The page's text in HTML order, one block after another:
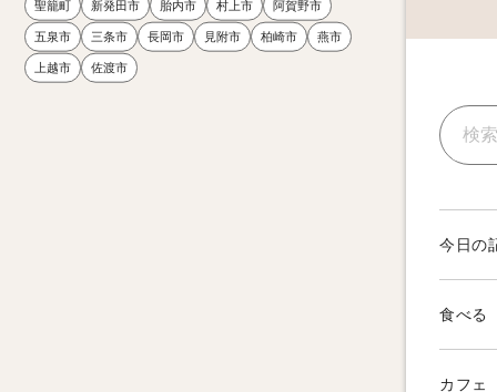
聖籠町 新発田市 胎内市 村上市 阿賀野市
五泉市 三条市 長岡市 見附市 柏崎市 燕市
上越市 佐渡市
今日の
食べる
カフェ